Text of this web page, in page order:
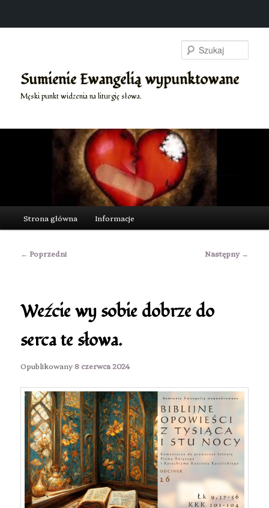
Sumienie Ewangelią wypunktowane
Męski punkt widzenia na liturgię słowa.
Strona główna Informacje
Nawigacja
← Poprzedni Następny →
Weźcie wy sobie dobrze do
serca te słowa.
Opublikowany8 czerwca 2024